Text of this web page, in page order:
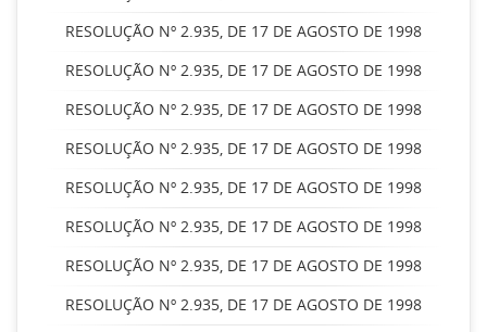
RESOLUÇÃO Nº 2.935, DE 17 DE AGOSTO DE 1998
RESOLUÇÃO Nº 2.935, DE 17 DE AGOSTO DE 1998
RESOLUÇÃO Nº 2.935, DE 17 DE AGOSTO DE 1998
RESOLUÇÃO Nº 2.935, DE 17 DE AGOSTO DE 1998
RESOLUÇÃO Nº 2.935, DE 17 DE AGOSTO DE 1998
RESOLUÇÃO Nº 2.935, DE 17 DE AGOSTO DE 1998
RESOLUÇÃO Nº 2.935, DE 17 DE AGOSTO DE 1998
RESOLUÇÃO Nº 2.935, DE 17 DE AGOSTO DE 1998